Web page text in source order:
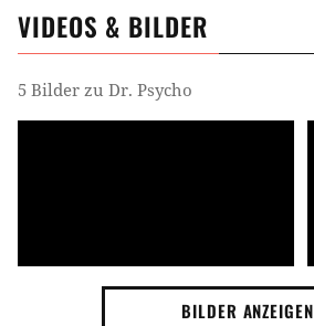
VIDEOS & BILDER
5 Bilder zu Dr. Psycho
BILDER ANZEIGEN